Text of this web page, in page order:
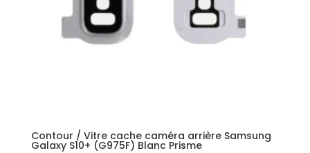
Contour / Vitre cache caméra arrière Samsung
Galaxy S10+ (G975F) Blanc Prisme